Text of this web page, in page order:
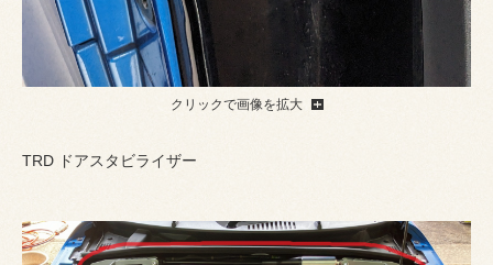
クリックで画像を拡大
TRD ドアスタビライザー